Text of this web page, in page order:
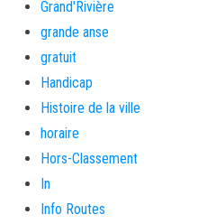
Grand'Rivière
grande anse
gratuit
Handicap
Histoire de la ville
horaire
Hors-Classement
In
Info Routes